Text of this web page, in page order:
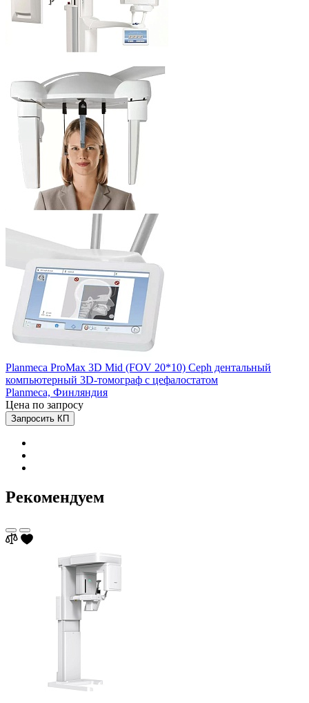
Planmeca ProMax 3D Mid (FOV 20*10) Ceph дентальный
компьютерный 3D-томограф с цефалостатом
Planmeca, Финляндия
Цена по запросу
Запросить КП
Рекомендуем